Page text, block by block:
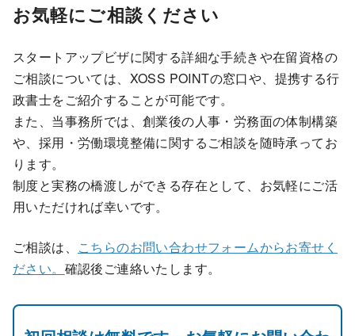
お気軽にご相談ください
スタートアップビザに関する詳細な手続きや在留資格の
ご相談については、XOSS POINTの窓口や、提携する行
政書士をご紹介することが可能です。
また、当事務所では、創業後の人事・労務面の体制構築
や、採用・労働環境整備に関するご相談を随時承ってお
ります。
制度と実務の橋渡しができる存在として、お気軽にご活
用いただければ幸いです。
ご相談は、 こちらのお問い合わせフォームからお寄せく
ださい。 確認後ご連絡いたします。